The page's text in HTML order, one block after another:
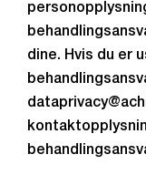
dine. Hvis du er